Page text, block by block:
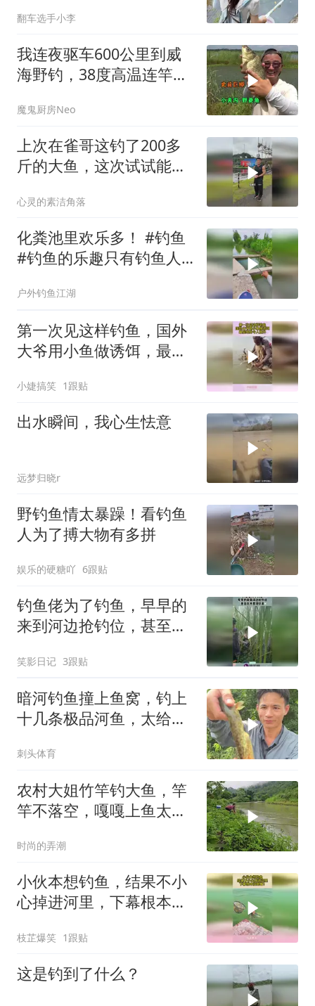
翻车选手小李
我连夜驱车600公里到威
海野钓，38度高温连竿半
魔鬼厨房Neo
上次在雀哥这钓了200多
斤的大鱼，这次试试能不
心灵的素洁角落
化粪池里欢乐多！ #钓鱼
#钓鱼的乐趣只有钓鱼人
户外钓鱼江湖
第一次见这样钓鱼，国外
大爷用小鱼做诱饵，最后
小婕搞笑 1跟贴
出水瞬间，我心生怯意
远梦归晓r
野钓鱼情太暴躁！看钓鱼
人为了搏大物有多拼
娱乐的硬糖吖 6跟贴
钓鱼佬为了钓鱼，早早的
来到河边抢钓位，甚至在
笑影日记 3跟贴
暗河钓鱼撞上鱼窝，钓上
十几条极品河鱼，太给力
刺头体育
农村大姐竹竿钓大鱼，竿
竿不落空，嘎嘎上鱼太治
时尚的弄潮
小伙本想钓鱼，结果不小
心掉进河里，下幕根本没
枝芷爆笑 1跟贴
这是钓到了什么？